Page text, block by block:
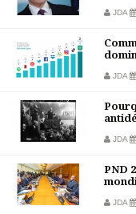
JDA
JDA
JDA
PND
JDA